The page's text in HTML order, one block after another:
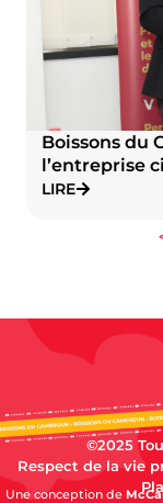
Boissons du
l’entreprise
LIRE
©2025
Respect de la vie
Une conception de